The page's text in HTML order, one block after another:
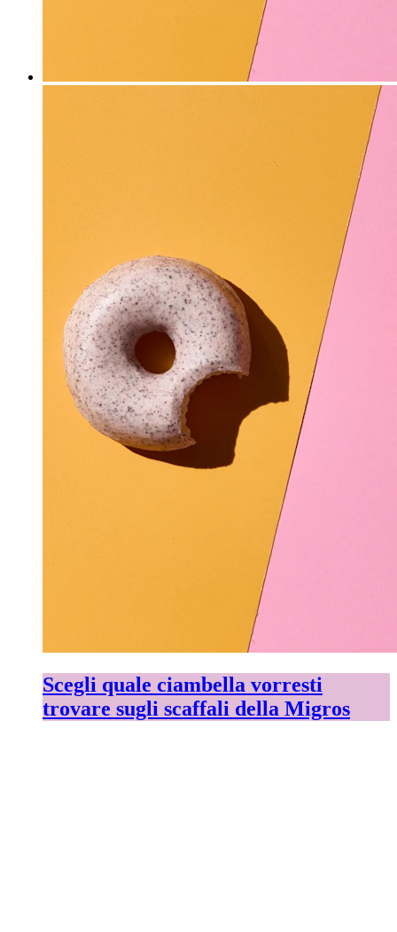
Scegli quale ciambella vorresti
trovare sugli scaffali della Migros